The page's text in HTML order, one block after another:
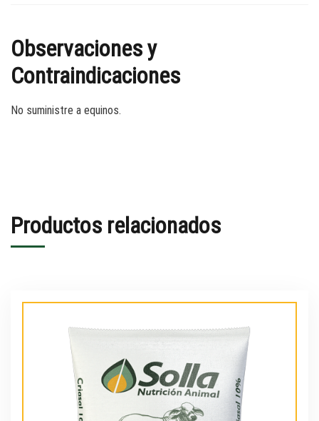
Observaciones y
Contraindicaciones
No suministre a equinos.
Productos relacionados